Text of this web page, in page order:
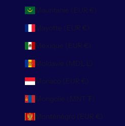
Mauritanie (EUR €)
Mayotte (EUR €)
Mexique (EUR €)
Moldavie (MDL L)
Monaco (EUR €)
Mongolie (MNT ₮)
Monténégro (EUR €)